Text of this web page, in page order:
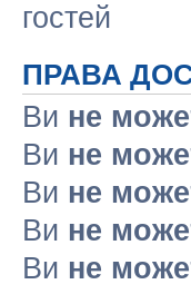
гостей
ПРАВА
Ви не
Ви не
Ви не
Ви не
Ви не